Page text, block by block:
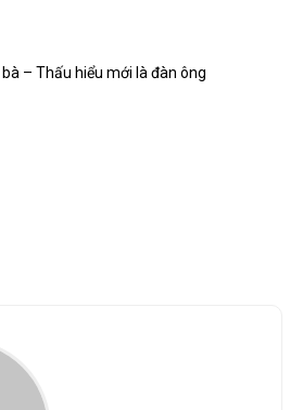
– Thấu hiểu mới là đàn ông